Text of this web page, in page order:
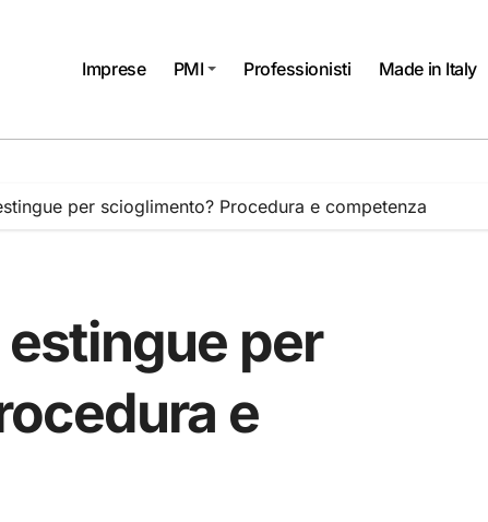
Imprese PMI Professionisti Made in Italy
per scioglimento? Procedura e competenza
estingue per
e